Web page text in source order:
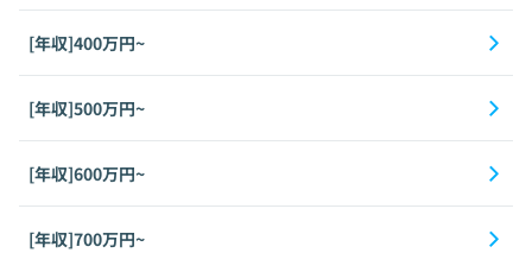
[年収]400万円~
[年収]500万円~
[年収]600万円~
[年収]700万円~